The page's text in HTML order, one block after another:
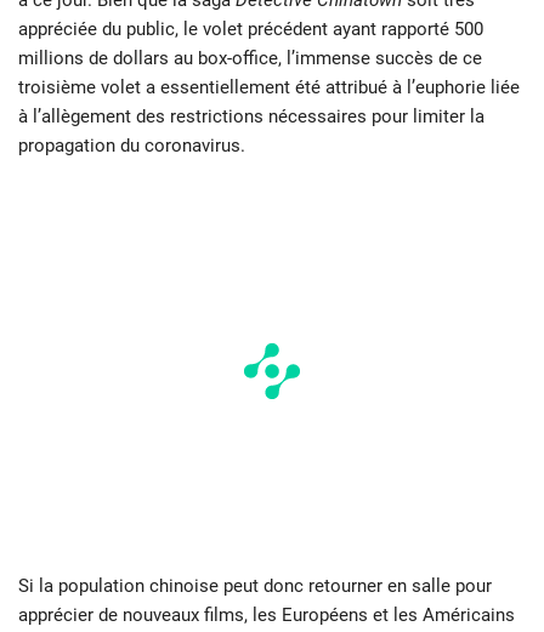
appréciée du public, le volet précédent ayant rapporté 500
millions de dollars au box-office, l’immense succès de ce
troisième volet a essentiellement été attribué à l’euphorie liée
à l’allègement des restrictions nécessaires pour limiter la
propagation du coronavirus.
Si la population chinoise peut donc retourner en salle pour
apprécier de nouveaux films, les Européens et les Américains